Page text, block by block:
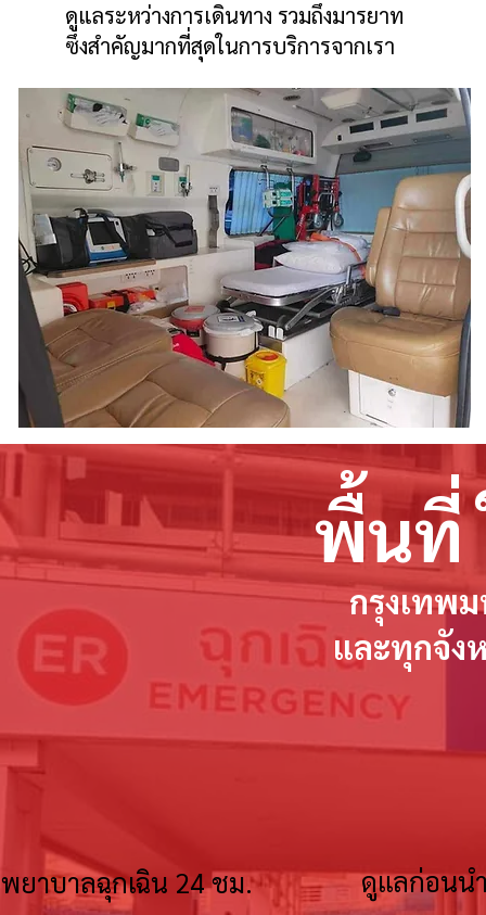
ดูแลระหว่างการเดินทาง รวมถึงมารยาท
ซึ่งสำคัญมากที่สุดในการบริการจากเรา
พื้นที่
กรุงเทพ
และทุกจัง
ยาบาลฉุกเฉิน 24 ชม. ดูแลก่อนน